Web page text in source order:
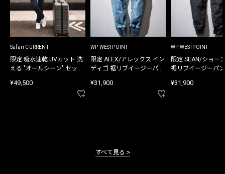
Safari CURRENT
限定 吸水速乾 UVカット 洗
える "オールシーン" セット
¥49,500
WP WESTPOINT
限定 ALEX/アレックス イン
ディゴ 裾リブイージーパン
¥31,900
WP WESTPOINT
限定 SEAN/ショー
裾リブイージーパ
¥31,900
すべて見る